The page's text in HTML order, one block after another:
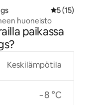
5 (15)
huoneisto
paikassa
Keskilämpötila
−8 °C